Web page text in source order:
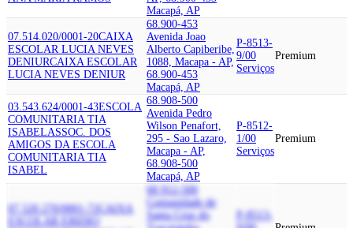
Macapá, AP
07.514.020/0001-20CAIXA
ESCOLAR LUCIA NEVES
DENIURCAIXA ESCOLAR
LUCIA NEVES DENIUR
68.900-453
Avenida Joao
Alberto Capiberibe,
1088, Macapa - AP,
68.900-453
Macapá, AP
P-8513-
9/00
Serviços
Premium
03.543.624/0001-43ESCOLA
COMUNITARIA TIA
ISABELASSOC. DOS
AMIGOS DA ESCOLA
COMUNITARIA TIA
ISABEL
68.908-500
Avenida Pedro
Wilson Penafort,
295 - Sao Lazaro,
Macapa - AP,
68.908-500
Macapá, AP
P-8512-
1/00
Serviços
Premium
07.520.270/0001-72CAIXA
ESCOLAR ERIDIO
68.912-500
Comunidade de
Santa Cruz do
P-8513-